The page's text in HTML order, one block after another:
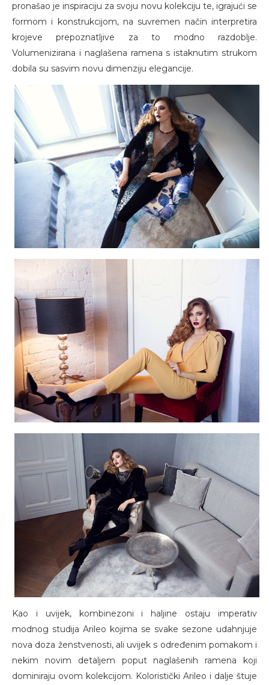
pronašao je inspiraciju za svoju novu kolekciju te, igrajući se
formom i konstrukcijom, na suvremen način interpretira
krojeve prepoznatljive za to modno razdoblje.
Volumenizirana i naglašena ramena s istaknutim strukom
dobila su sasvim novu dimenziju elegancije.
Kao i uvijek, kombinezoni i haljine ostaju imperativ
modnog studija Arileo kojima se svake sezone udahnjuje
nova doza ženstvenosti, ali uvijek s određenim pomakom i
nekim novim detaljem poput naglašenih ramena koji
dominiraju ovom kolekcijom. Koloristički Arileo i dalje štuje